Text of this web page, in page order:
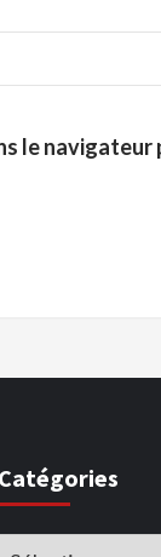
le navigateur
Catégories
Catégories